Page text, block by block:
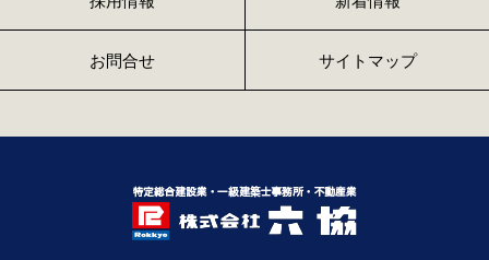
お問合せ サイトマップ